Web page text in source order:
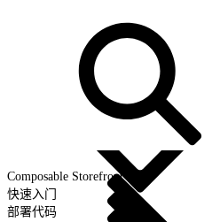
Composable Storefront 概述
快速入门
部署代码